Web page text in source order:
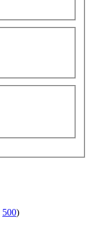
500)